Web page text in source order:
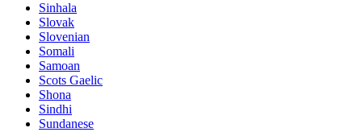
Sinhala
Slovak
Slovenian
Somali
Samoan
Scots Gaelic
Shona
Sindhi
Sundanese